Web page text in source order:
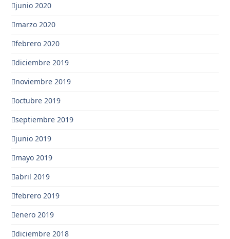
junio 2020
marzo 2020
febrero 2020
diciembre 2019
noviembre 2019
octubre 2019
septiembre 2019
junio 2019
mayo 2019
abril 2019
febrero 2019
enero 2019
diciembre 2018